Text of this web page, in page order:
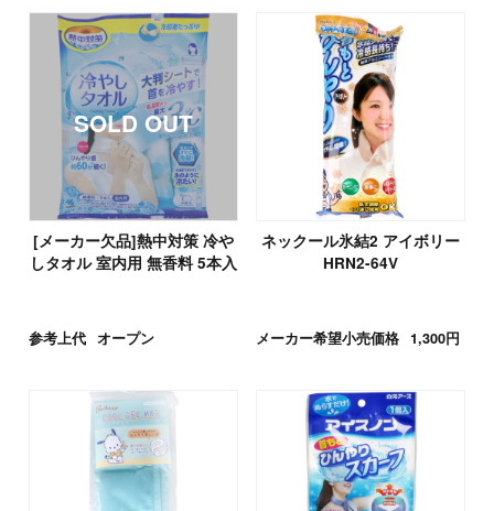
[メーカー欠品]熱中対策 冷や
しタオル 室内用 無香料 5本入
参考上代 オープン
ネックール氷結2 アイボリー
HRN2-64V
メーカー希望小売価格 1,300円